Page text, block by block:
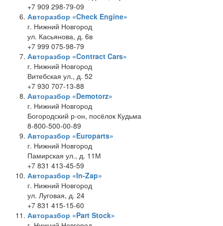
+7 909 298-79-09
Авторазбор «Check Engine»
г. Нижний Новгород
ул. Касьянова, д. 6в
+7 999 075-98-79
Авторазбор «Contract Cars»
г. Нижний Новгород
Витебская ул., д. 52
+7 930 707-13-88
Авторазбор «Demotorz»
г. Нижний Новгород
Богородский р-он, посёлок Кудьма
8-800-500-00-89
Авторазбор «Europarts»
г. Нижний Новгород
Памирская ул., д. 11М
+7 831 413-45-59
Авторазбор «In-Zap»
г. Нижний Новгород
ул. Луговая, д. 24
+7 831 415-15-60
Авторазбор «Part Stock»